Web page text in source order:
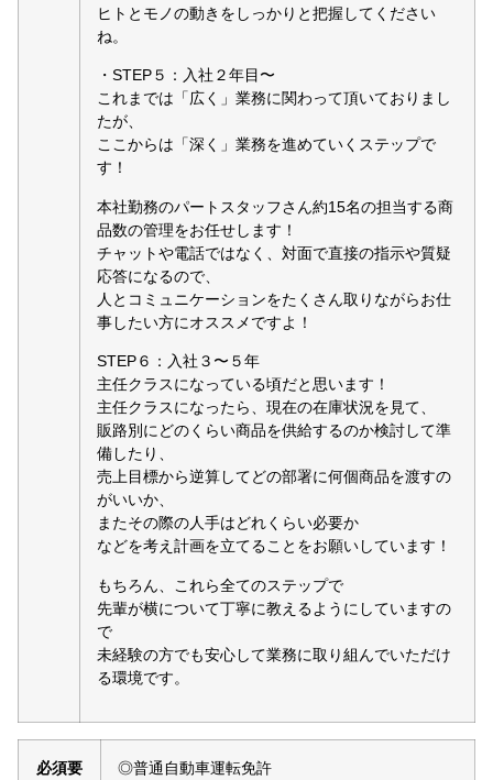
ヒトとモノの動きをしっかりと把握してください
ね。
・STEP５：入社２年目〜
これまでは「広く」業務に関わって頂いておりまし
たが、
ここからは「深く」業務を進めていくステップで
す！
本社勤務のパートスタッフさん約15名の担当する商
品数の管理をお任せします！
チャットや電話ではなく、対面で直接の指示や質疑
応答になるので、
人とコミュニケーションをたくさん取りながらお仕
事したい方にオススメですよ！
STEP６：入社３〜５年
主任クラスになっている頃だと思います！
主任クラスになったら、現在の在庫状況を見て、
販路別にどのくらい商品を供給するのか検討して準
備したり、
売上目標から逆算してどの部署に何個商品を渡すの
がいいか、
またその際の人手はどれくらい必要か
などを考え計画を立てることをお願いしています！
もちろん、これら全てのステップで
先輩が横について丁寧に教えるようにしていますの
で
未経験の方でも安心して業務に取り組んでいただけ
る環境です。
必須要 ◎普通自動車運転免許